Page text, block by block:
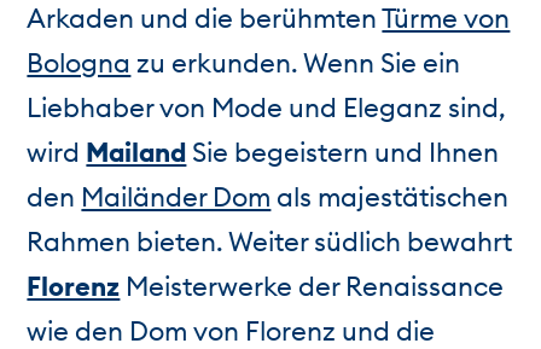
Arkaden und die berühmtenTürme von
Bologna zu erkunden. Wenn Sie ein
Liebhaber von Mode und Eleganz sind,
wird Mailand Sie begeistern und Ihnen
den Mailänder Dom als majestätischen
Rahmen bieten. Weiter südlich bewahrt
Florenz Meisterwerke der Renaissance
wie den Dom von Florenz und die